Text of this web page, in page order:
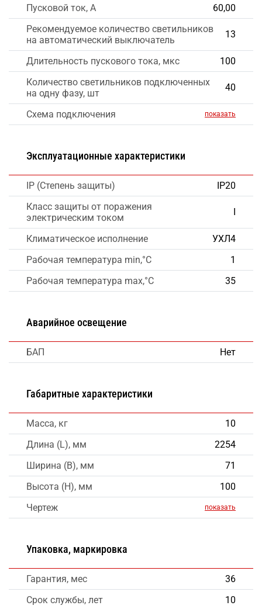
Пусковой ток, А
60,00
Рекомендуемое количество светильников
на автоматический выключатель
13
Длительность пускового тока, мкс
100
Количество светильников подключенных
на одну фазу, шт
40
Схема подключения показать
Эксплуатационные характеристики
IP (Степень защиты)
IP20
Класс защиты от поражения
электрическим током
Климатическое исполнение
УХЛ4
Рабочая температура min,°C
1
Рабочая температура max,°C
35
Аварийное освещение
БАП Нет
Габаритные характеристики
Масса, кг
10
Длина (L), мм
2254
Ширина (B), мм
71
Высота (H), мм
100
Чертеж
показать
Упаковка, маркировка
Гарантия, мес
36
Срок службы, лет
10